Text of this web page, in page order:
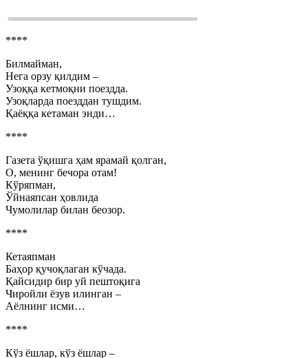
****
Билмайман,
Нега орзу қилдим –
Узоққа кетмоқни поездда.
Узоқларда поезддан тушдим.
Қаёққа кетаман энди…
****
Газета ўқишга ҳам ярамай қолган,
О, менинг бечора отам!
Кўряпман,
Ўйнаяпсан ҳовлида
Чумолилар билан беозор.
****
Кетаяпман
Баҳор қучоқлаган кўчада.
Қайсидир бир уй пештоқига
Чиройли ёзув илинган –
Аёлнинг исми…
****
Кўз ёшлар, кўз ёшлар –